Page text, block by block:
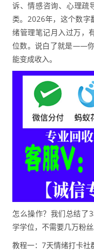
诉、情感咨询、心理疏
类。2026年，这个数字
绪管理笔记月入过万，
位数。说白了就是——
能变成收入。
怎么操作？我们总结了
学学位，不需要几万粉
教程一：7天情绪打卡